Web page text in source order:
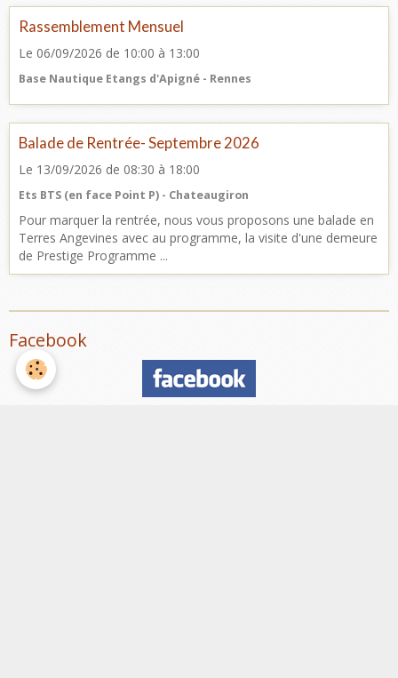
Rassemblement Mensuel
Le 06/09/2026 de 10:00 à 13:00
Base Nautique Etangs d'Apigné - Rennes
Balade de Rentrée- Septembre 2026
Le 13/09/2026 de 08:30 à 18:00
Ets BTS (en face Point P) - Chateaugiron
Pour marquer la rentrée, nous vous proposons une balade en
Terres Angevines avec au programme, la visite d'une demeure
de Prestige Programme ...
Facebook